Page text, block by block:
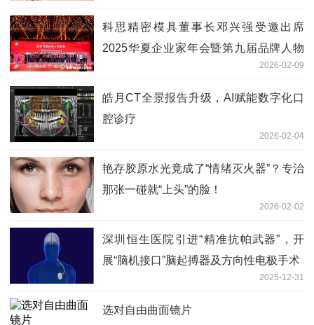
科思精密模具董事长邓兴强受邀出席
2025华夏企业家年会暨第九届品牌人物
2026-02-09
皓月CT全景报告升级，AI赋能数字化口
腔诊疗
2026-02-04
艳存胶原水光竟成了“情绪灭火器”？专治
那张一碰就“上头”的脸！
2026-02-02
深圳恒生医院引进“精准抗帕武器”，开
展“脑机接口”脑起搏器及方向性电极手术
2025-12-31
选对自由曲面镜片